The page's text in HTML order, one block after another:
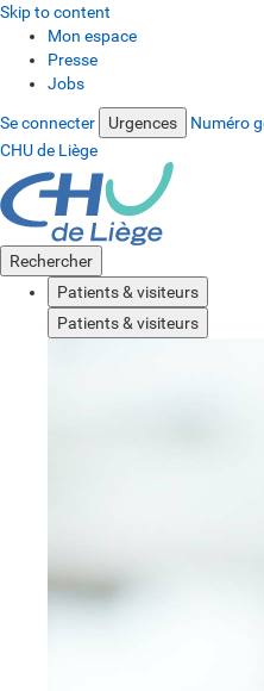
Skip to content
Mon espace
Presse
Jobs
Se connecter Urgences Numéro
CHU de Liège
Rechercher
Patients & visiteurs
Patients & visiteurs